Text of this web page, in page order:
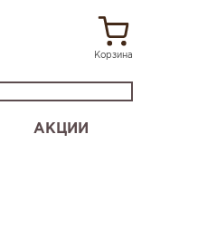
Корзина
АКЦИИ